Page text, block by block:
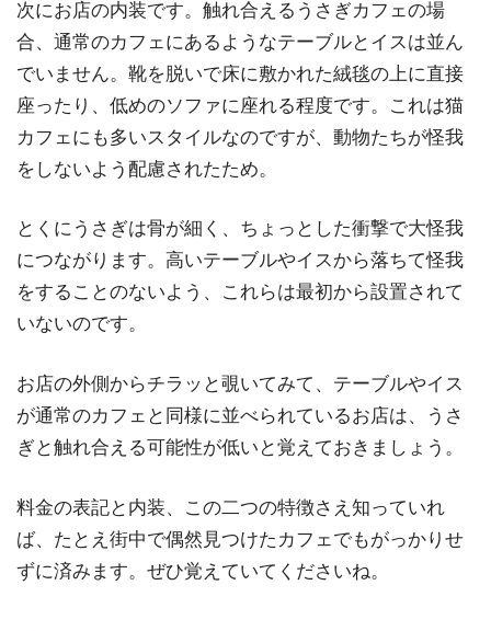
次にお店の内装です。触れ合えるうさぎカフェの場
合、通常のカフェにあるようなテーブルとイスは並ん
でいません。靴を脱いで床に敷かれた絨毯の上に直接
座ったり、低めのソファに座れる程度です。これは猫
カフェにも多いスタイルなのですが、動物たちが怪我
をしないよう配慮されたため。
とくにうさぎは骨が細く、ちょっとした衝撃で大怪我
につながります。高いテーブルやイスから落ちて怪我
をすることのないよう、これらは最初から設置されて
いないのです。
お店の外側からチラッと覗いてみて、テーブルやイス
が通常のカフェと同様に並べられているお店は、うさ
ぎと触れ合える可能性が低いと覚えておきましょう。
料金の表記と内装、この二つの特徴さえ知っていれ
ば、たとえ街中で偶然見つけたカフェでもがっかりせ
ずに済みます。ぜひ覚えていてくださいね。